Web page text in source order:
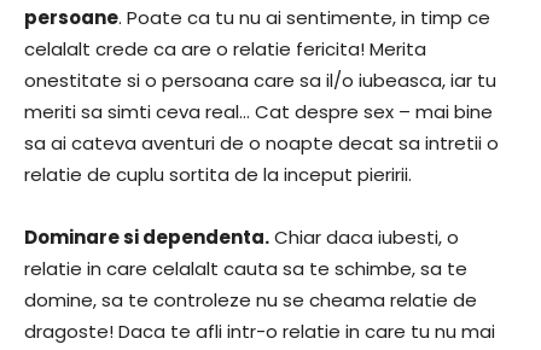
persoane. Poate ca tu nu ai sentimente, in timp ce
celalalt crede ca are o relatie fericita! Merita
onestitate si o persoana care sa il/o iubeasca, iar tu
meriti sa simti ceva real… Cat despre sex – mai bine
sa ai cateva aventuri de o noapte decat sa intretii o
relatie de cuplu sortita de la inceput pieririi.
Dominare si dependenta.Chiar daca iubesti, o
relatie in care celalalt cauta sa te schimbe, sa te
domine, sa te controleze nu se cheama relatie de
dragoste! Daca te afli intr-o relatie in care tu nu mai